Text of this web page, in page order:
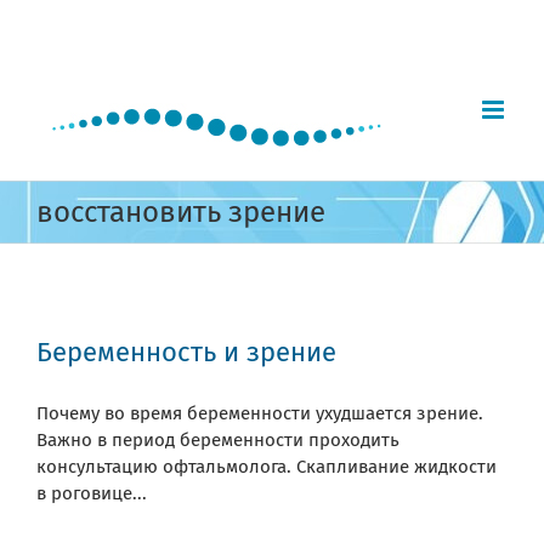
восстановить зрение
Беременность и зрение
Почему во время беременности ухудшается зрение.
Важно в период беременности проходить
консультацию офтальмолога. Скапливание жидкости
в роговице...